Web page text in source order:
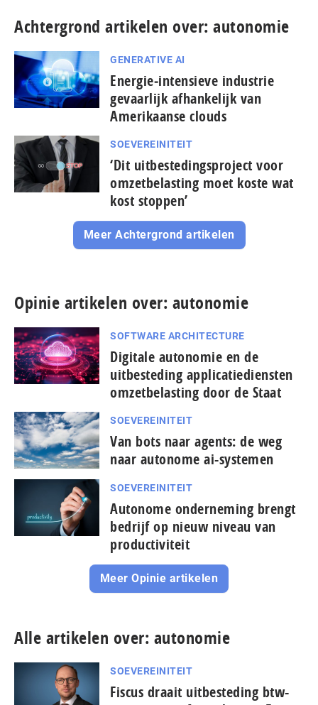
Achtergrond artikelen over: autonomie
GENERATIVE AI
Energie‑intensieve industrie
gevaarlijk afhankelijk van
Amerikaanse clouds
SOEVEREINITEIT
‘Dit uitbestedingsproject voor
omzetbelasting moet koste wat
kost stoppen’
Meer Achtergrond artikelen
Opinie artikelen over: autonomie
SOFTWARE ARCHITECTURE
Digitale autonomie en de
uitbesteding applicatiediensten
omzetbelasting door de Staat
SOEVEREINITEIT
Van bots naar agents: de weg
naar autonome ai-systemen
SOEVEREINITEIT
Autonome onderneming brengt
bedrijf op nieuw niveau van
productiviteit
Meer Opinie artikelen
Alle artikelen over: autonomie
SOEVEREINITEIT
Fiscus draait uitbesteding btw-